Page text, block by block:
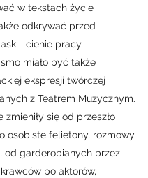
w tekstach życie
odkrywać przed
i cienie pracy
miało być także
ekspresji twórczej
z Teatrem Muzycznym.
zmieniły się od przeszło
osobiste felietony, rozmowy
od garderobianych przez
po aktorów,